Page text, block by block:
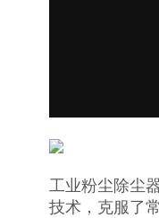
工业粉尘除尘
技术，克服了